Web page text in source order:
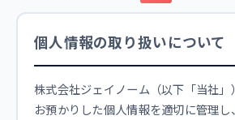
個人情報の取り扱いについて
株式会社ジェイノーム（以下「当社」
お預かりした個人情報を適切に管理し